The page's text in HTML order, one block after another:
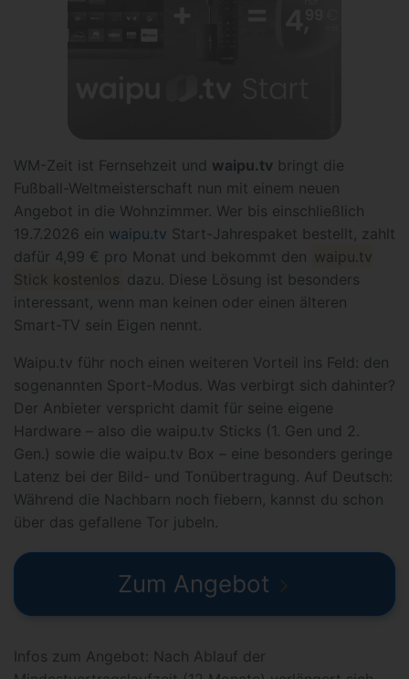
WM-Zeit ist Fernsehzeit und waipu.tv bringt die
Fußball-Weltmeisterschaft nun mit einem neuen
Angebot in die Wohnzimmer. Wer bis einschließlich
19.7.2026 ein waipu.tv Start-Jahrespaket bestellt, zahlt
dafür 4,99 € pro Monat und bekommt den waipu.tv
Stick kostenlos dazu. Diese Lösung ist besonders
interessant, wenn man keinen oder einen älteren
Smart-TV sein Eigen nennt.
Waipu.tv führ noch einen weiteren Vorteil ins Feld: den
sogenannten Sport-Modus. Was verbirgt sich dahinter?
Der Anbieter verspricht damit für seine eigene
Hardware – also die waipu.tv Sticks (1. Gen und 2.
Gen.) sowie die waipu.tv Box – eine besonders geringe
Latenz bei der Bild- und Tonübertragung. Auf Deutsch:
Während die Nachbarn noch fiebern, kannst du schon
über das gefallene Tor jubeln.
Zum Angebot
Infos zum Angebot: Nach Ablauf der